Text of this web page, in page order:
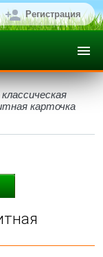
Регистрация
карточка